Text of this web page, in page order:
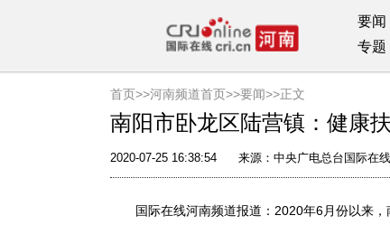
要闻
专题
首页>>河南频道首页>>要闻>>正文
南阳市卧龙区陆营镇：健康
2020-07-25 16:38:54 来源： 中央广电总台国际在线
国际在线河南频道报道：2020年6月份以来，